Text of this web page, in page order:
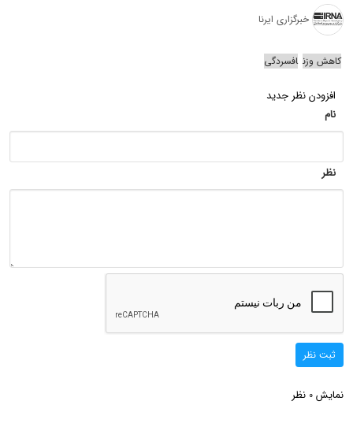
خبرگزاری ایرنا
کاهش وزن افسردگی
افزودن نظر جدید
نام
نظر
ثبت نظر
نمایش 0 نظر